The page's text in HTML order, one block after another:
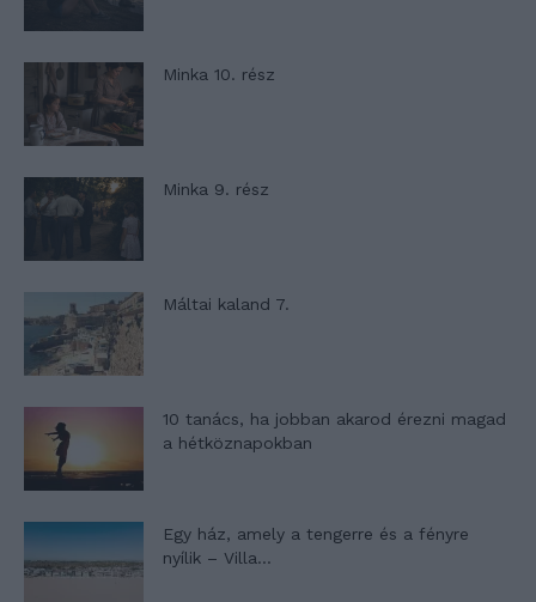
Minka 10. rész
Minka 9. rész
Máltai kaland 7.
10 tanács, ha jobban akarod érezni magad
a hétköznapokban
Egy ház, amely a tengerre és a fényre
nyílik – Villa...